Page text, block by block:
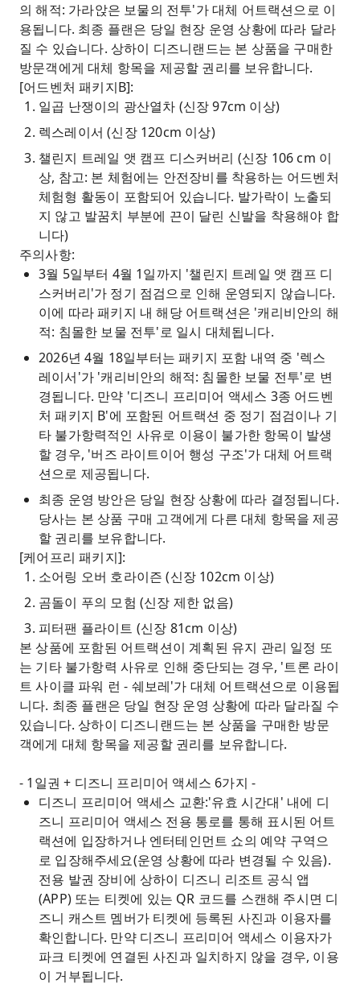
의 해적: 가라앉은 보물의 전투'가 대체 어트랙션으로 이
용됩니다. 최종 플랜은 당일 현장 운영 상황에 따라 달라
질 수 있습니다. 상하이 디즈니랜드는 본 상품을 구매한
방문객에게 대체 항목을 제공할 권리를 보유합니다.
[어드벤처 패키지B]:
일곱 난쟁이의 광산열차 (신장 97cm 이상)
렉스레이서 (신장 120cm 이상)
챌린지 트레일 앳 캠프 디스커버리 (신장 106 cm 이
상, 참고: 본 체험에는 안전장비를 착용하는 어드벤처
체험형 활동이 포함되어 있습니다. 발가락이 노출되
지 않고 발꿈치 부분에 끈이 달린 신발을 착용해야 합
니다)
주의사항:
3월 5일부터 4월 1일까지 '챌린지 트레일 앳 캠프 디
스커버리'가 정기 점검으로 인해 운영되지 않습니다.
이에 따라 패키지 내 해당 어트랙션은 '캐리비안의 해
적: 침몰한 보물 전투'로 일시 대체됩니다.
2026년 4월 18일부터는 패키지 포함 내역 중 '렉스
레이서'가 '캐리비안의 해적: 침몰한 보물 전투'로 변
경됩니다. 만약 '디즈니 프리미어 액세스 3종 어드벤
처 패키지 B'에 포함된 어트랙션 중 정기 점검이나 기
타 불가항력적인 사유로 이용이 불가한 항목이 발생
할 경우, '버즈 라이트이어 행성 구조'가 대체 어트랙
션으로 제공됩니다.
최종 운영 방안은 당일 현장 상황에 따라 결정됩니다.
당사는 본 상품 구매 고객에게 다른 대체 항목을 제공
할 권리를 보유합니다.
[케어프리 패키지]:
소어링 오버 호라이즌 (신장 102cm 이상)
곰돌이 푸의 모험 (신장 제한 없음)
피터팬 플라이트 (신장 81cm 이상)
본 상품에 포함된 어트랙션이 계획된 유지 관리 일정 또
는 기타 불가항력 사유로 인해 중단되는 경우, '트론 라이
트 사이클 파워 런 - 쉐보레'가 대체 어트랙션으로 이용됩
니다. 최종 플랜은 당일 현장 운영 상황에 따라 달라질 수
있습니다. 상하이 디즈니랜드는 본 상품을 구매한 방문
객에게 대체 항목을 제공할 권리를 보유합니다.
- 1일권 + 디즈니 프리미어 액세스 6가지 -
디즈니 프리미어 액세스 교환:'유효 시간대' 내에 디
즈니 프리미어 액세스 전용 통로를 통해 표시된 어트
랙션에 입장하거나 엔터테인먼트 쇼의 예약 구역으
로 입장해주세요(운영 상황에 따라 변경될 수 있음).
전용 발권 장비에 상하이 디즈니 리조트 공식 앱
(APP) 또는 티켓에 있는 QR 코드를 스캔해 주시면 디
즈니 캐스트 멤버가 티켓에 등록된 사진과 이용자를
확인합니다. 만약 디즈니 프리미어 액세스 이용자가
파크 티켓에 연결된 사진과 일치하지 않을 경우, 이용
이 거부됩니다.